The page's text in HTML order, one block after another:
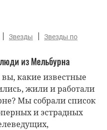
| Звезды |
Звезды по
из Мельбурна
какие известные
жили и работали
Мы собрали список
и эстрадных